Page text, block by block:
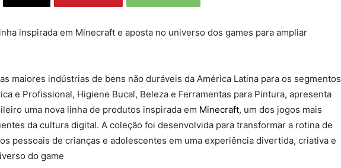
inspirada em Minecraft e aposta no universo dos games para ampliar
maiores indústrias de bens não duráveis da América Latina para os segmentos
e Profissional, Higiene Bucal, Beleza e Ferramentas para Pintura, apresenta
uma nova linha de produtos inspirada em Minecraft, um dos jogos mais
da cultura digital. A coleção foi desenvolvida para transformar a rotina de
pessoais de crianças e adolescentes em uma experiência divertida, criativa e
do game